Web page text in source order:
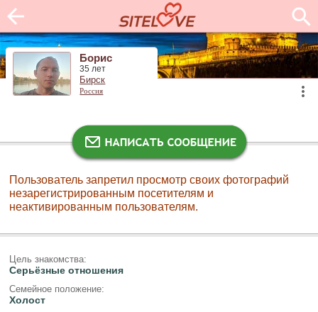
Борис
35 лет
Бирск
Россия
Пользователь запретил просмотр своих фотографий
незарегистрированным посетителям и
неактивированным пользователям.
Цель знакомства:
Серьёзные отношения
Семейное положение:
Холост